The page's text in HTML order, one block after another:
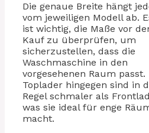
Die genaue Breite hängt
vom jeweiligen Modell ab.
ist wichtig, die Maße vor
Kauf zu überprüfen, um
sicherzustellen, dass die
Waschmaschine in den
vorgesehenen Raum passt.
Toplader hingegen sind in
Regel schmaler als
was sie ideal für enge
macht.